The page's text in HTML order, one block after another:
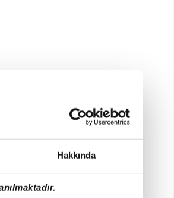
Hakkında